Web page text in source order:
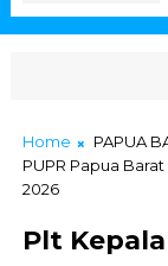
Home PAPUA
PUPR Papua
2026
Plt